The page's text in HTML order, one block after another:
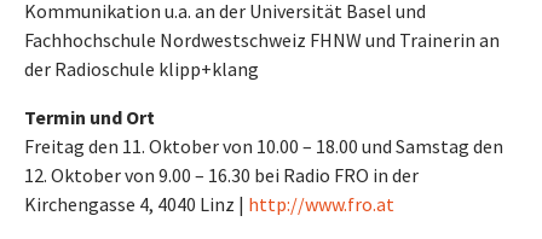
Kommunikation u.a. an der Universität Basel und
Fachhochschule Nordwestschweiz FHNW und Trainerin an
der Radioschule klipp+klang
Termin und Ort
Freitag den 11. Oktober von 10.00 – 18.00 und Samstag den
12. Oktober von 9.00 – 16.30 bei Radio FRO in der
Kirchengasse 4, 4040 Linz | http://www.fro.at